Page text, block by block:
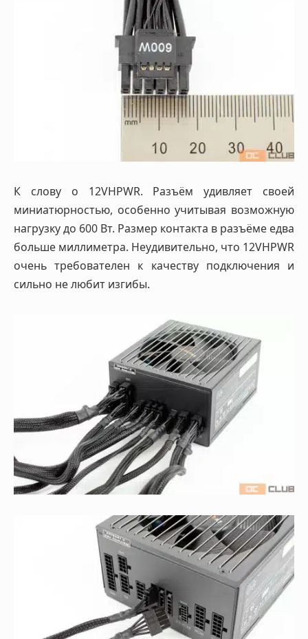
К слову о 12VHPWR. Разъём удивляет своей
миниатюрностью, особенно учитывая возможную
нагрузку до 600 Вт. Размер контакта в разъёме едва
больше миллиметра. Неудивительно, что 12VHPWR
очень требователен к качеству подключения и
сильно не любит изгибы.